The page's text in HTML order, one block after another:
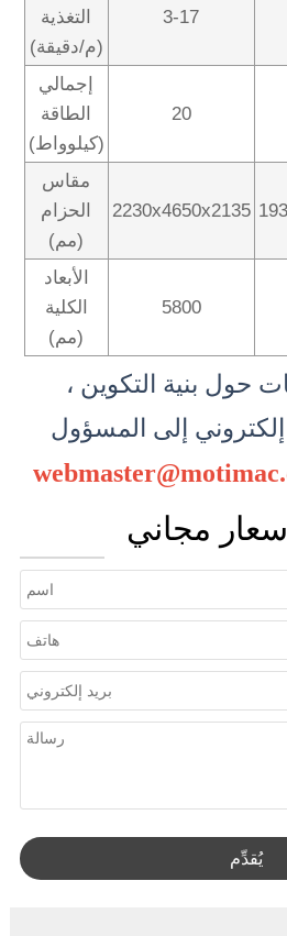
التغذية
(م/دقيقة)
3-17
إجمالي
الطاقة
(كيلوواط)
20
مقاس
الحزام
(مم)
2230x4650x2135
الأبعاد
الكلية
(مم)
5800
حول بنية التكوين ،
إلى المسؤول
مجاني
يُقدِّم